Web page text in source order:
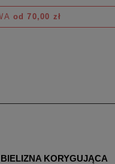
od 70,00 zł
BIELIZNA KORYGUJĄCA